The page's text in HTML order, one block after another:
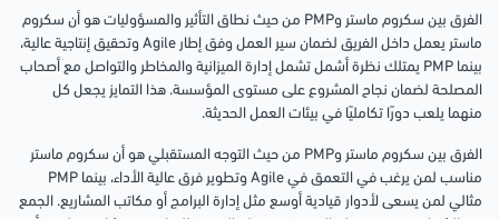
الفرق بين سكروم ماستر وPMP من حيث نطاق التأثير والمسؤوليات هو أن سكروم
ماستر يعمل داخل الفريق لضمان سير العمل وفق إطار Agile وتحقيق إنتاجية عالية،
بينما PMP يمتلك نظرة أشمل تشمل إدارة الميزانية والمخاطر والتواصل مع أصحاب
المصلحة لضمان نجاح المشروع على مستوى المؤسسة. هذا التمايز يجعل كل
منهما يلعب دورًا تكامليًا في بيئات العمل الحديثة.
الفرق بين سكروم ماستر وPMP من حيث التوجه المستقبلي هو أن سكروم ماستر
مناسب لمن يرغب في التعمق في Agile وتطوير فرق عالية الأداء، بينما PMP
مثالي لمن يسعى لأدوار قيادية أوسع مثل إدارة البرامج أو مكاتب المشاريع. الجمع